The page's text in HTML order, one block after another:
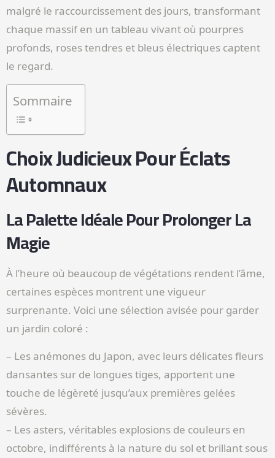
malgré le raccourcissement des jours, transformant
chaque massif en un tableau vivant où pourpres
profonds, roses tendres et bleus électriques captent
le regard.
Sommaire
Choix Judicieux Pour Éclats
Automnaux
La Palette Idéale Pour Prolonger La
Magie
À l’heure où beaucoup de végétations rendent l’âme,
certaines espèces montrent une vigueur
surprenante. Voici une sélection avisée pour garder
un jardin coloré :
– Les anémones du Japon, avec leurs délicates fleurs
dansantes sur de longues tiges, apportent une
touche de légèreté jusqu’aux premières gelées
sévères.
– Les asters, véritables explosions de couleurs en
octobre, indifférents à la nature du sol et brillant sous